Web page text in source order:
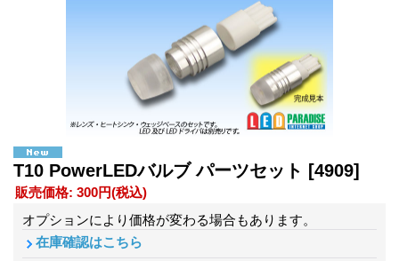
T10 PowerLEDバルブ パーツセット [4909]
販売価格: 300円(税込)
オプションにより価格が変わる場合もあります。
在庫確認はこちら